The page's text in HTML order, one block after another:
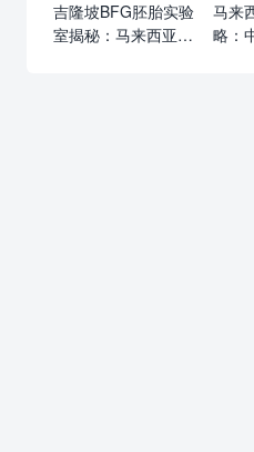
吉隆坡BFG胚胎实验
室揭秘：马来西亚第
马来
略：